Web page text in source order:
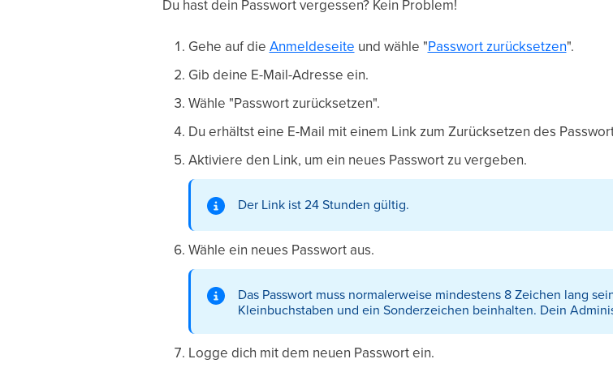
Du hast dein Passwort vergessen? Kein Problem!
Gehe auf die Anmeldeseite und wähle "Passwort zurücksetzen".
Gib deine E-Mail-Adresse ein.
Wähle "Passwort zurücksetzen".
Du erhältst eine E-Mail mit einem Link zum Zurücksetzen des
Aktiviere den Link, um ein neues Passwort zu vergeben.
Der Link ist 24 Stunden gültig.
Wähle ein neues Passwort aus.
Das Passwort muss normalerweise mindestens 8 Zeichen lang
Kleinbuchstaben und ein Sonderzeichen beinhalten. Dein
Logge dich mit dem neuen Passwort ein.